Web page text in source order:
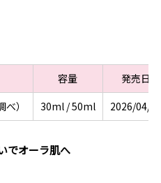
容量
発売日
）
30ml / 50ml 2026/04/05
でオーラ肌へ